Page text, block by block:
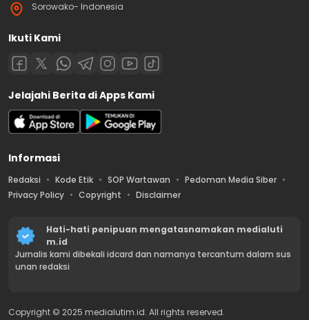
Sorowako- Indonesia
Ikuti Kami
Jelajahi Berita di Apps Kami
Informasi
Redaksi Kode Etik SOP Wartawan
Pedoman Media Siber
Privacy Policy
Copyright Disclaimer
Hati-hati penipuan mengatasnamakan medialuti
m.id
Jurnalis kami dibekali idcard dan namanya tercantum dalam sus
unan redaksi
Copyright © 2025 medialutim.id. All rights reserved.